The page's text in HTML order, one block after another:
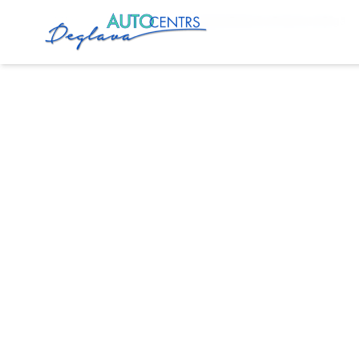
Sākums Pakalpojumi Peugeot Bremžu Remonts Rīgā